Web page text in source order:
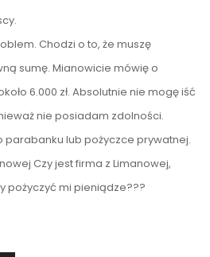
Chodzi o to, że muszę
sumę. Mianowicie mówię o
6.000 zł. Absolutnie nie mogę iść
nie posiadam zdolności.
parabanku lub pożyczce prywatnej.
Czy jest firma z Limanowej,
pożyczyć mi pieniądze???